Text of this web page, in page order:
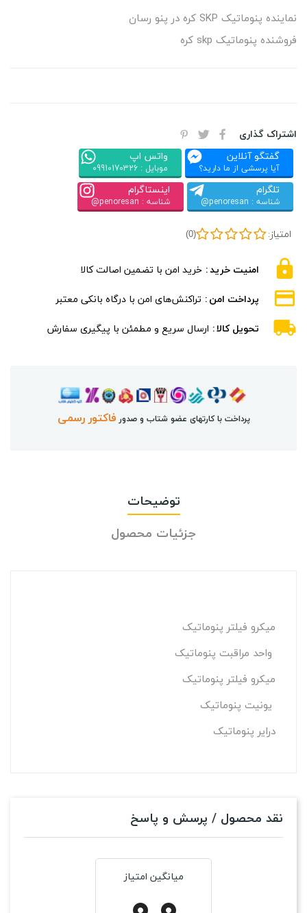
نماینده پنوماتیک SKP کره در پنو رسان
فروشنده پنوماتیک skp کره
اشتراک گذاری
گفتگو آنلاین
آیا پرسشی از ما دارید؟
واتس اپ
موبایل : 09910170326
تلگرام
شناسه : penoresan@
اینستاگرام
شناسه : penoresan@
امتیاز: (0)
امنیت خرید خرید امن با تضمین اصالت کالا
پرداخت امن تراکنش‌های امن با درگاه بانکی معتبر
تحویل کالا ارسال سریع و مطمئن با پیگیری سفارش
پرداخت با کارتهای عضو شتاب و صدور فاکتور رسمی
توضیحات
جزئیات محصول
میکرو فیلتر پنوماتیک
واحد مراقبت پنوماتیک
میکرو فیلتر پنوماتیک
یونیت پنوماتیک
درایر پنوماتیک
نقد محصول / پرسش و پاسخ
میانگین امتیاز